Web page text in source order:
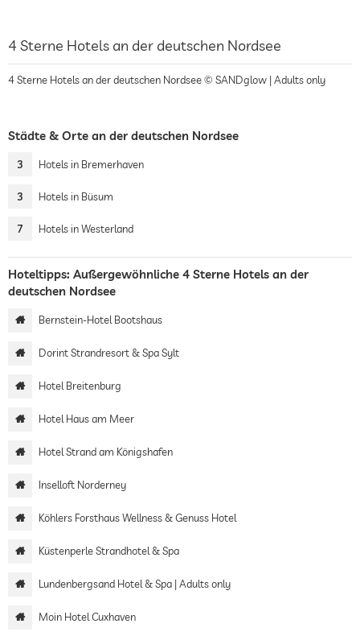
4 Sterne Hotels an der deutschen Nordsee
4 Sterne Hotels an der deutschen Nordsee © SANDglow | Adults only
Städte & Orte an der deutschen Nordsee
3 Hotels in Bremerhaven
3 Hotels in Büsum
7 Hotels in Westerland
Hoteltipps: Außergewöhnliche 4 Sterne Hotels an der
deutschen Nordsee
Bernstein-Hotel Bootshaus
Dorint Strandresort & Spa Sylt
Hotel Breitenburg
Hotel Haus am Meer
Hotel Strand am Königshafen
Inselloft Norderney
Köhlers Forsthaus Wellness & Genuss Hotel
Küstenperle Strandhotel & Spa
Lundenbergsand Hotel & Spa | Adults only
Moin Hotel Cuxhaven